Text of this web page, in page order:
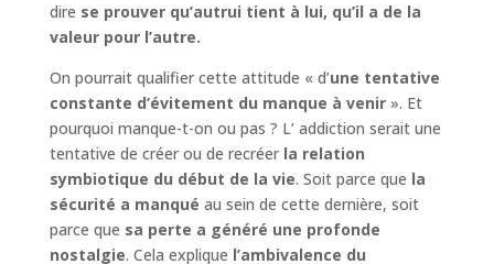
dire se prouver qu’autrui tient à lui, qu’il a de la
valeur pour l’autre.
On pourrait qualifier cette attitude « d’une tentative
constante d’évitement du manque à venir». Et
pourquoi manque-t-on ou pas ? L’ addiction serait une
tentative de créer ou de recréer la relation
symbiotique du début de la vie. Soit parce que la
sécurité a manqué au sein de cette dernière, soit
parce que sa perte a généré une profonde
nostalgie. Cela explique l’ambivalence du